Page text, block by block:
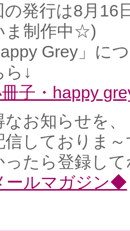
の発行は8月16
ま制作中☆)
Grey」に
ら↓
子・happy
なお知らせを
信しておりま～
ったら登録して
ルマガジン◆